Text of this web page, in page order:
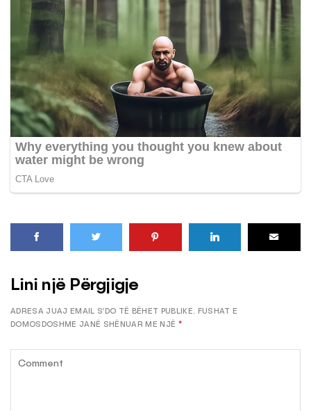
Lini një Përgjigje
ADRESA JUAJ EMAIL S’DO TË BËHET PUBLIKE. FUSHAT E
DOMOSDOSHME JANË SHËNUAR ME NJË *